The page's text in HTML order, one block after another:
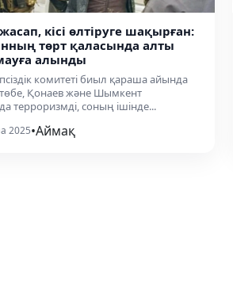
кісі өлтіруге шақырған:
төрт қаласында алты
алынды
комитеті биыл қараша айында
Қонаев және Шымкент
терроризмді, соның ішінде...
2025•Аймақ